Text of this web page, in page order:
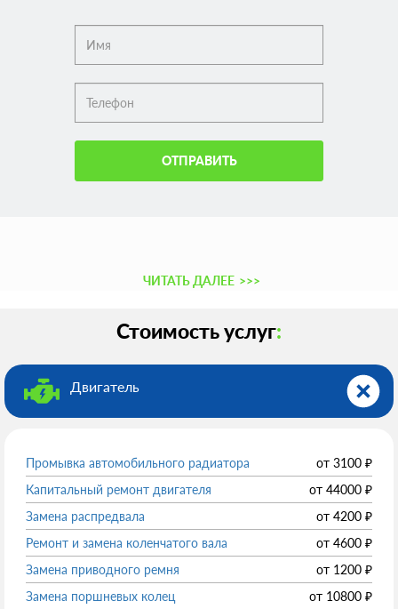
ОТПРАВИТЬ
ЧИТАТЬ ДАЛЕЕ >>>
Стоимость услуг:
Двигатель
Промывка автомобильного радиатора от 3100 ₽
Капитальный ремонт двигателя
от 44000 ₽
Замена распредвала
от 4200 ₽
Ремонт и замена коленчатого вала
от 4600 ₽
Замена приводного ремня
от 1200 ₽
Замена поршневых колец
от 10800 ₽